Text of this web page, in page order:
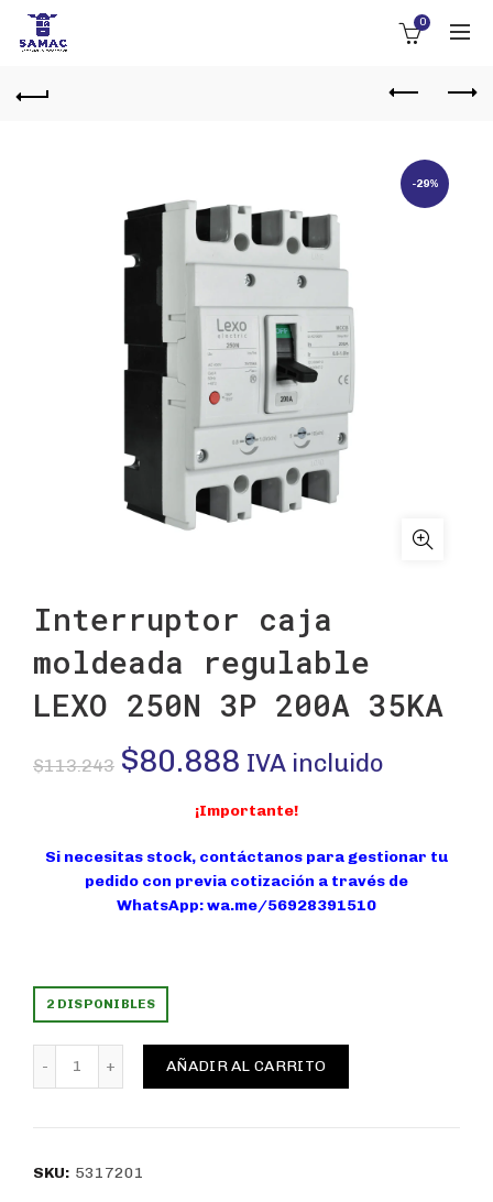
0
-29%
Interruptor caja
moldeada regulable
LEXO 250N 3P 200A 35KA
$113.243 El
precio
original
era:
$80.888 El
precio
actual
es:
IVA incluido
¡Importante!
Si necesitas stock, contáctanos para gestionar tu
pedido con previa cotización a través de
WhatsApp:wa.me/56928391510
2 DISPONIBLES
Interruptor caja moldeada regulable LEXO 250N 3P
AÑADIR AL CARRITO
SKU: 5317201